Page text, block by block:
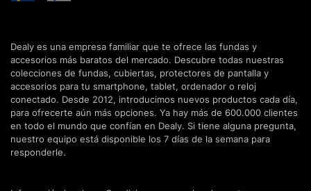
Dealy es una empresa familiar que te ofrece las fundas y
accesorios más baratos del mercado. Descubre todas nuestras
colecciones de fundas, cubiertas, protectores de pantalla y
accesorios para tu smartphone, tablet, ordenador o reloj
conectado. Desde 2012, introducimos nuevos productos cada día,
para ofrecerte aún más opciones. Ya hay más de 600.000 clientes
en todo el mundo que confían en Dealy. Si tiene alguna pregunta,
nuestro equipo está disponible los 7 días de la semana para
responderle.